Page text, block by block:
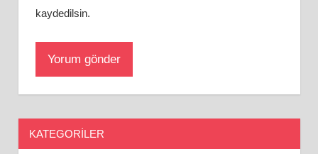
kaydedilsin.
KATEGORILER